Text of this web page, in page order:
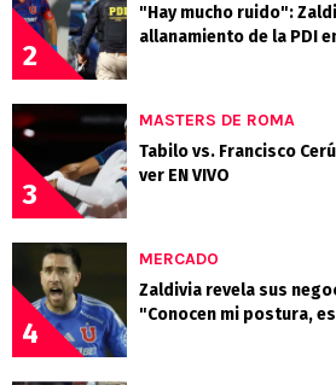
2
"Hay mucho ruido":
allanamiento de la PDI
3
MASTERS DE ROMA
Tabilo vs. Francisco
ver EN VIVO
4
MERCADO
Zaldivia revela sus
"Conocen mi postura,